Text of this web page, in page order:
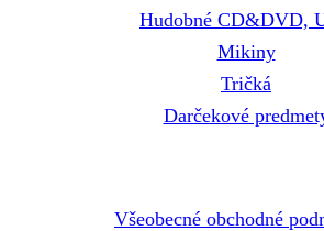
Hudobné CD&DVD,
Mikiny
Tričká
Darčekové
Všeobecné obchodné